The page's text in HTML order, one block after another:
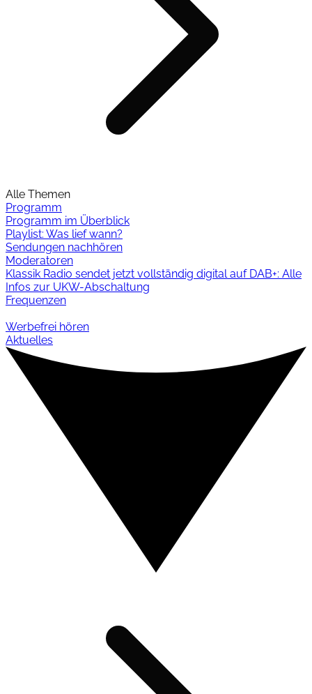
Alle Themen
Programm
Programm im Überblick
Playlist: Was lief wann?
Sendungen nachhören
Moderatoren
Klassik Radio sendet jetzt vollständig digital auf DAB+: Alle
Infos zur UKW-Abschaltung
Frequenzen
Werbefrei hören
Aktuelles